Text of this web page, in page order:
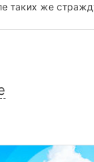
таких же